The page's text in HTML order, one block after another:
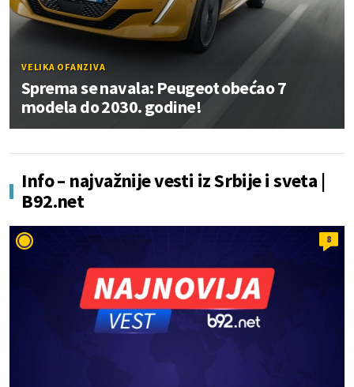
VELIKA OFANZIVA
Sprema se navala: Peugeot obećao 7
modela do 2030. godine!
Info – najvažnije vesti iz Srbije i sveta |
B92.net
8